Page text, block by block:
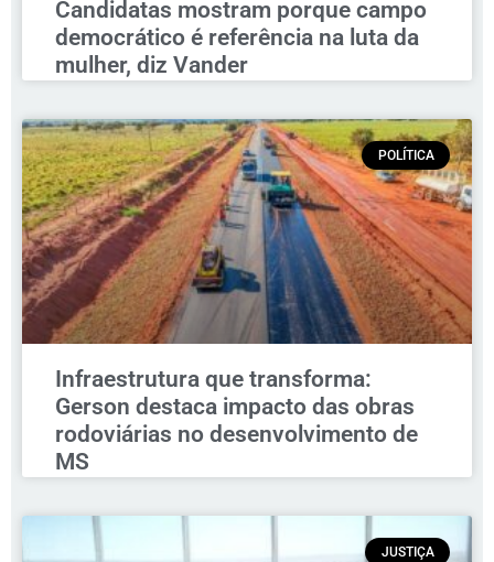
Candidatas mostram porque campo
democrático é referência na luta da
mulher, diz Vander
POLÍTICA
Infraestrutura que transforma:
Gerson destaca impacto das obras
rodoviárias no desenvolvimento de
MS
JUSTIÇA